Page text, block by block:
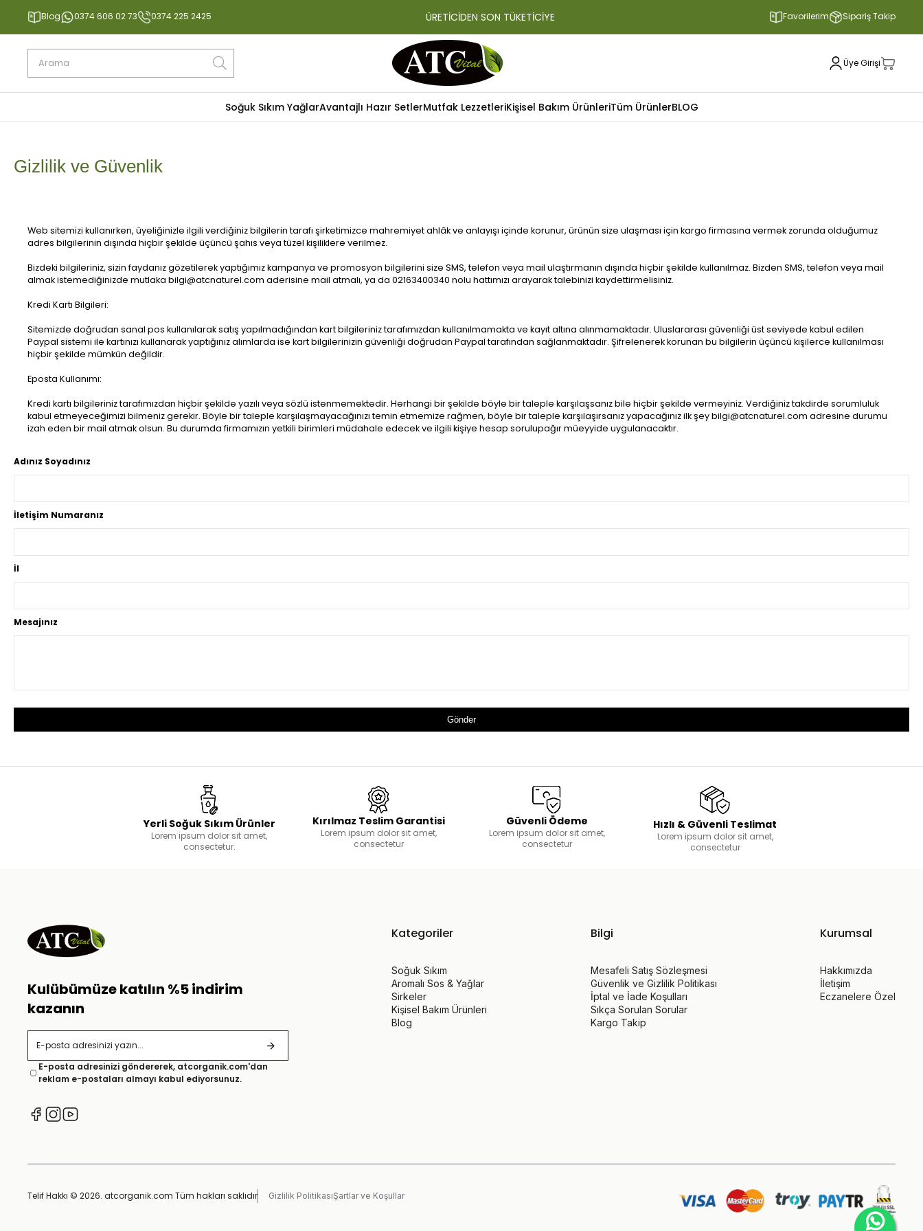
Blog 0374 606 02 73 0374 225 2425 ÜRETİCİDEN SON TÜKETİCİYE Favorilerim Sipariş Takip
Üye Girişi
Soğuk Sıkım YağlarAvantajlı Hazır SetlerMutfak LezzetleriKişisel Bakım ÜrünleriTüm ÜrünlerBLOG
Gizlilik ve Güvenlik
Web sitemizi kullanırken, üyeliğinizle ilgili verdiğiniz bilgilerin tarafı şirketimizce mahremiyet ahlâk ve anlayışı içinde korunur, ürünün size ulaşması için kargo firmasına vermek zorunda olduğumuz
adres bilgilerinin dışında hiçbir şekilde üçüncü şahıs veya tüzel kişiliklere verilmez.
Bizdeki bilgileriniz, sizin faydanız gözetilerek yaptığımız kampanya ve promosyon bilgilerini size SMS, telefon veya mail ulaştırmanın dışında hiçbir şekilde kullanılmaz. Bizden SMS, telefon veya mail
almak istemediğinizde mutlaka bilgi@atcnaturel.com aderisine mail atmalı, ya da 02163400340 nolu hattımızı arayarak talebinizi kaydettirmelisiniz.
Kredi Kartı Bilgileri:
Sitemizde doğrudan sanal pos kullanılarak satış yapılmadığından kart bilgileriniz tarafımızdan kullanılmamakta ve kayıt altına alınmamaktadır. Uluslararası güvenliği üst seviyede kabul edilen
Paypal sistemi ile kartınızı kullanarak yaptığınız alımlarda ise kart bilgilerinizin güvenliği doğrudan Paypal tarafından sağlanmaktadır. Şifrelenerek korunan bu bilgilerin üçüncü kişilerce kullanılması
hiçbir şekilde mümkün değildir.
Eposta Kullanımı:
Kredi kartı bilgileriniz tarafımızdan hiçbir şekilde yazılı veya sözlü istenmemektedir. Herhangi bir şekilde böyle bir taleple karşılaşsanız bile hiçbir şekilde vermeyiniz. Verdiğiniz takdirde sorumluluk
kabul etmeyeceğimizi bilmeniz gerekir. Böyle bir taleple karşılaşmayacağınızı temin etmemize rağmen, böyle bir taleple karşılaşırsanız yapacağınız ilk şeybilgi@atcnaturel.com adresine durumu
izah eden bir mail atmak olsun. Bu durumda firmamızın yetkili birimleri müdahale edecek ve ilgili kişiye hesap sorulupağır müeyyide uygulanacaktır.
Adınız Soyadınız
İletişim Numaranız
İl
Mesajınız
Gönder
Yerli Soğuk Sıkım Ürünler
Lorem ipsum dolor sit amet,
consectetur.
Kırılmaz Teslim Garantisi
Lorem ipsum dolor sit amet,
consectetur
Güvenli Ödeme
Lorem ipsum dolor sit amet,
consectetur
Hızlı & Güvenli Teslimat
Lorem ipsum dolor sit amet,
consectetur
Kulübümüze katılın %5 indirim
kazanın
E-posta adresinizi göndererek, atcorganik.com'dan
reklam e-postaları almayı kabul ediyorsunuz.
Kategoriler
Soğuk Sıkım
Aromalı Sos & Yağlar
Sirkeler
Kişisel Bakım Ürünleri
Blog
Bilgi
Mesafeli Satış Sözleşmesi
Güvenlik ve Gizlilik Politikası
İptal ve İade Koşulları
Sıkça Sorulan Sorular
Kargo Takip
Kurumsal
Hakkımızda
İletişim
Eczanelere Özel
Telif Hakkı © 2026. atcorganik.com Tüm hakları saklıdır Gizlilik PolitikasıŞartlar ve Koşullar